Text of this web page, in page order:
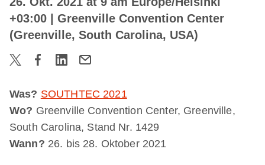
+03:00
| Greenville Convention Center
(Greenville, South Carolina, USA)
Was? SOUTHTEC 2021
Wo? Greenville Convention Center, Greenville,
South Carolina, Stand Nr. 1429
Wann? 26. bis 28. Oktober 2021